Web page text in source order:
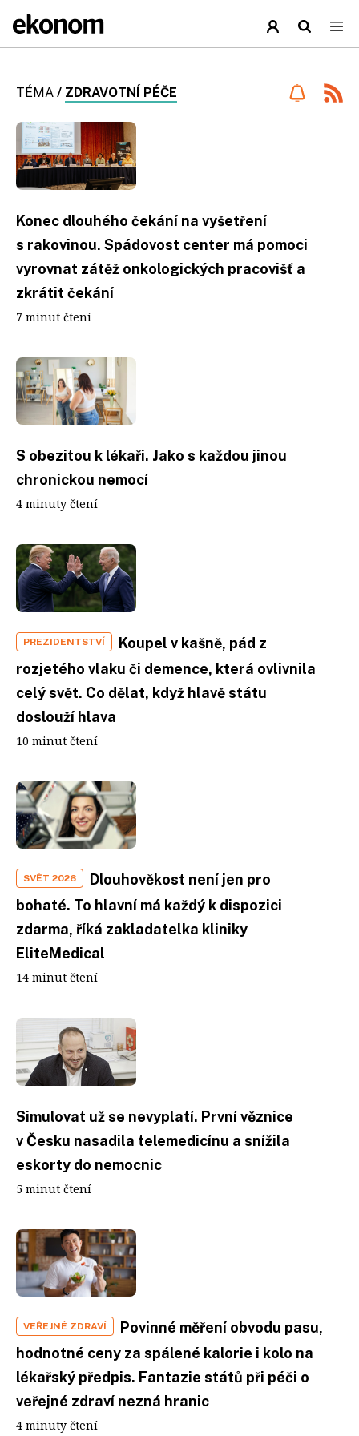
TÉMA / ZDRAVOTNÍ PÉČE
Konec dlouhého čekání na vyšetření
s rakovinou. Spádovost center má pomoci
vyrovnat zátěž onkologických pracovišť a
zkrátit čekání
7 minut čtení
S obezitou k lékaři. Jako s každou jinou
chronickou nemocí
4 minuty čtení
PREZIDENTSTVÍ
Koupel v kašně, pád z
rozjetého vlaku či demence, která ovlivnila
celý svět. Co dělat, když hlavě státu
doslouží hlava
10 minut čtení
SVĚT 2026
Dlouhověkost není jen pro
bohaté. To hlavní má každý k dispozici
zdarma, říká zakladatelka kliniky
EliteMedical
14 minut čtení
Simulovat už se nevyplatí. První věznice
v Česku nasadila telemedicínu a snížila
eskorty do nemocnic
5 minut čtení
VEŘEJNÉ ZDRAVÍ
Povinné měření obvodu pasu,
hodnotné ceny za spálené kalorie i kolo na
lékařský předpis. Fantazie států při péči o
veřejné zdraví nezná hranic
4 minuty čtení